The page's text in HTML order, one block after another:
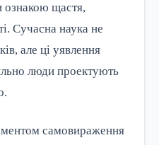
ознакою щастя,
Сучасна наука не
але ці уявлення
люди проектують
самовираження